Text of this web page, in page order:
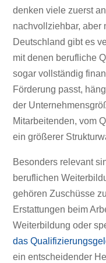
denken viele zuerst
nachvollziehbar, aber
Deutschland gibt es
mit denen berufliche
sogar vollständig
Förderung passt,
der
Mitarbeitenden, vom
ein größerer
Besonders relevant
beruflichen
gehören Zuschüsse
Erstattungen beim
Weiterbildung oder
das
ein entscheidender